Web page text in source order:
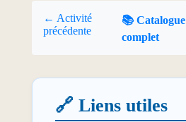
← Activité
précédente
📚 Catalogue
complet
🔗 Liens utiles